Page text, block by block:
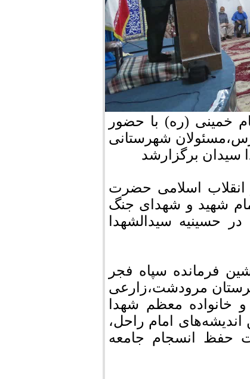
خمینی (ره) با حضور
شهرستانی
سیدان برگزارشد
انقلاب اسلامی حضرت
خرداد و یادبود امام شهید و شهدای جنگ
رمضان، درشامگاه چهارشنبه ۱۴ خردادماه ۱۴۰۵ در حسینیه سیدالشهدا
فرمانده سپاه فجر
مرودشت،زارعی
خانواده معظم شهدا
اندیشه‌های امام راحل،
حفظ انسجام جامعه